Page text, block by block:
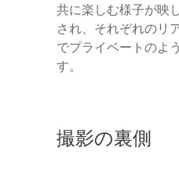
共に楽しむ様子が映
され、それぞれのリ
でプライベートのよ
す。
撮影の裏側